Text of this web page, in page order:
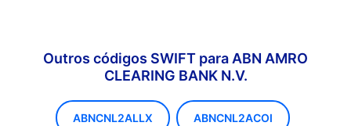
Outros códigos SWIFT para ABN AMRO
CLEARING BANK N.V.
ABNCNL2ALLX ABNCNL2ACOI